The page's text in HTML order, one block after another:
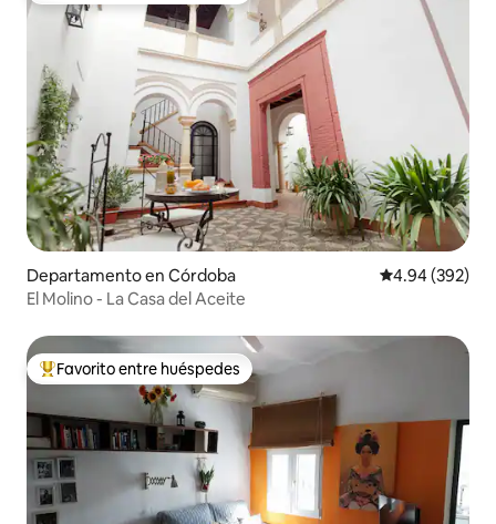
Departamento en Córdoba Calificación
4.94 (392)
El Molino - La Casa del Aceite
De los mejores en Favorito entre huéspedes
Favorito entre huéspedes